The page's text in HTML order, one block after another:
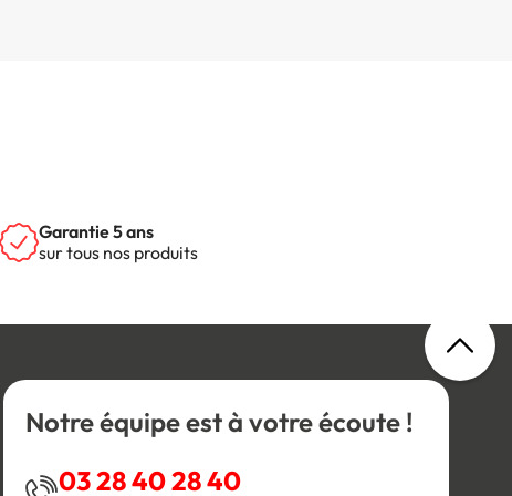
Garantie 5 ans
sur tous nos produits
Notre équipe est à votre écoute !
03 28 40 28 40